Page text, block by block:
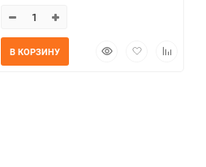
БыстрыйДобавить
В КОРЗИНУ